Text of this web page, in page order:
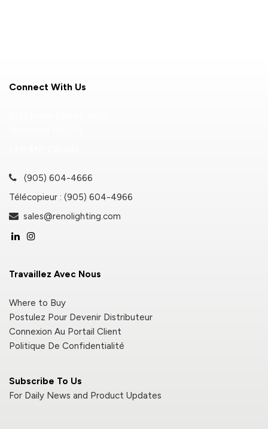
Subscribe To Us
For Daily News and Product Updates
Connect With Us
(905) 604-4666
Télécopieur : (905) 604-4966
sales@renolighting.com
Travaillez Avec Nous
Where to Buy
Postulez Pour Devenir Distributeur
Connexion Au Portail Client
Politique De Confidentialité